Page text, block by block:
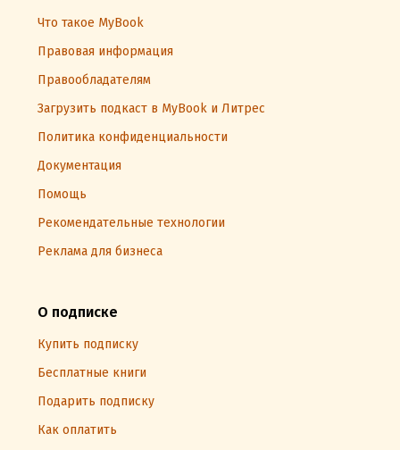
Что такое MyBook
Правовая информация
Правообладателям
Загрузить подкаст в MyBook и Литрес
Политика конфиденциальности
Документация
Помощь
Рекомендательные технологии
Реклама для бизнеса
О подписке
Купить подписку
Бесплатные книги
Подарить подписку
Как оплатить